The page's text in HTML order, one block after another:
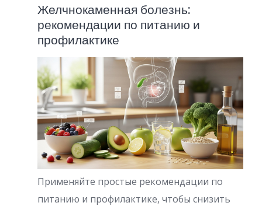
Желчнокаменная болезнь:
рекомендации по питанию и
профилактике
Применяйте простые рекомендации по
питанию и профилактике, чтобы снизить